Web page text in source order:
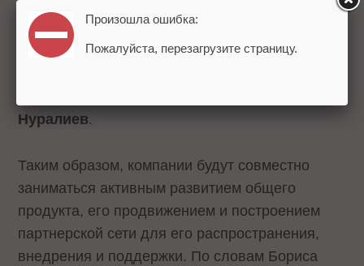
партнерские сети, усилить значение
продуктов, которые будут
разрабатываться, сделать их более
Нуралиев.
Таким образом, компании будут совместно
заниматься активным развитием общего
продукта, его продвижением и построением
партнерской сети для его распространения,
внедрения и поддержки. По словам Бориса
Произошла ошибка:
Пожалуйста, перезагрузите страницу.